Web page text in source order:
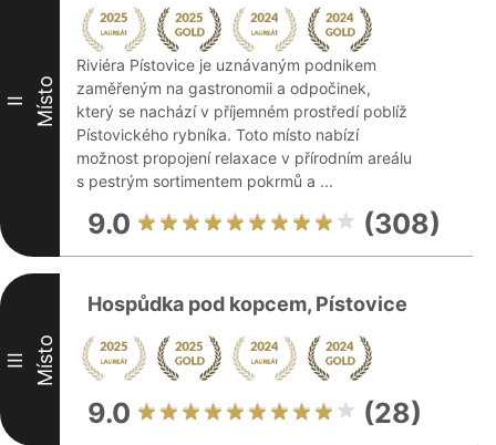
II Místo
Riviéra Pístovice je uznávaným podnikem
zaměřeným na gastronomii a odpočinek,
který se nachází v příjemném prostředí poblíž
Pístovického rybníka. Toto místo nabízí
možnost propojení relaxace v přírodním areálu
s pestrým sortimentem pokrmů a ...
9.0 (308)
III Místo
Hospůdka pod kopcem, Pístovice
9.0 (28)